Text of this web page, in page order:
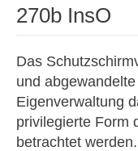
270b InsO
Das
und
Eigenverwaltung
privilegierte Form
betrachtet